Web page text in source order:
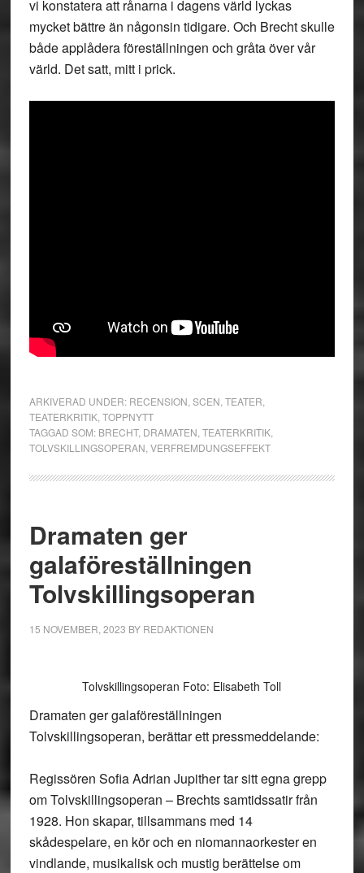
vi konstatera att rånarna i dagens värld lyckas
mycket bättre än någonsin tidigare. Och Brecht skulle
både applådera föreställningen och gråta över vår
värld. Det satt, mitt i prick.
ARKIVERAD UNDER: RECENSION SCEN TEATER
TEATERKRITIK, TOPPNYTT
TAGGAD SOM: BRECHT, DRAMATEN TEATERKRITIK,
TOLVSKILLINGSOPERAN VERFREMDUNGSEFFEKT
Dramaten ger
galaföreställningen
Tolvskillingsoperan
15 NOVEMBER, 2023 BY REDAKTIONEN
Tolvskillingsoperan Foto: Elisabeth Toll
Dramaten ger galaföreställningen
Tolvskillingsoperan, berättar ett pressmeddelande:
Regissören Sofia Adrian Jupither tar sitt egna grepp
om Tolvskillingsoperan – Brechts samtidssatir från
1928. Hon skapar, tillsammans med 14
skådespelare, en kör och en niomannaorkester en
vindlande, musikalisk och mustig berättelse om